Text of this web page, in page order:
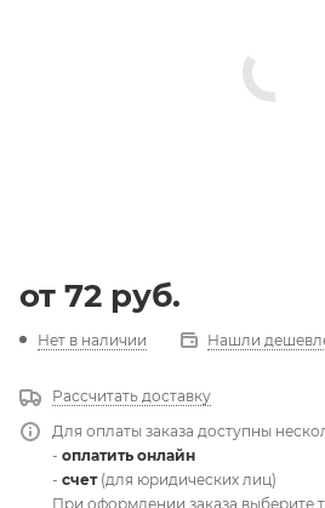
от 72 руб.
Нет в наличии Нашли
Рассчитать доставку
Для оплаты заказа доступны
- оплатить онлайн
- счет(для юридических лиц)
При оформлении заказа выберите